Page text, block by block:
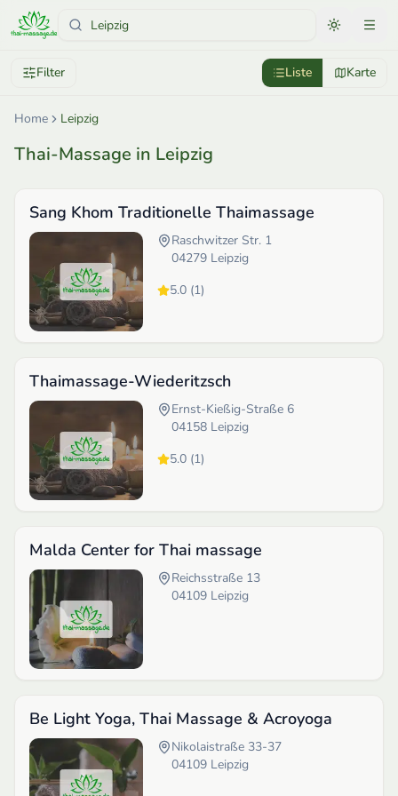
Filter Liste Karte
Home Leipzig
Thai-Massage in Leipzig
Sang Khom Traditionelle Thaimassage
Raschwitzer Str. 1
04279 Leipzig
5.0 (1)
Thaimassage-Wiederitzsch
Ernst-Kießig-Straße 6
04158 Leipzig
5.0 (1)
Malda Center for Thai massage
Reichsstraße 13
04109 Leipzig
Be Light Yoga, Thai Massage & Acroyoga
Nikolaistraße 33-37
04109 Leipzig